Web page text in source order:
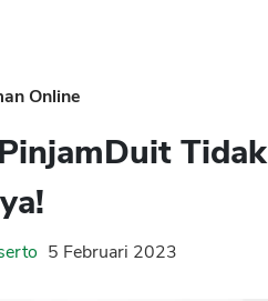
Online
5 Februari 2023